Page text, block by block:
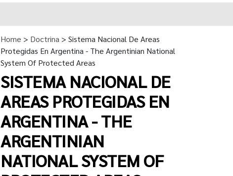
Home > Doctrina > Sistema Nacional De Areas
Protegidas En Argentina - The Argentinian National
System Of Protected Areas
SISTEMA NACIONAL DE
AREAS PROTEGIDAS EN
ARGENTINA - THE
ARGENTINIAN
NATIONAL SYSTEM OF